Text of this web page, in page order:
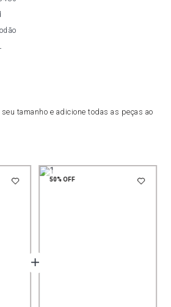
tamanho e adicione todas as peças ao
50%OFF